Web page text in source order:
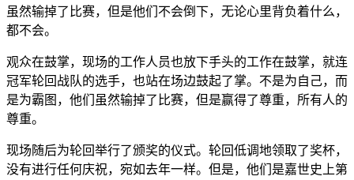
虽然输掉了比赛，但是他们不会倒下，无论心里背负着什么，
都不会。
观众在鼓掌，现场的工作人员也放下手头的工作在鼓掌，就连
冠军轮回战队的选手，也站在场边鼓起了掌。不是为自己，而
是为霸图，他们虽然输掉了比赛，但是赢得了尊重，所有人的
尊重。
现场随后为轮回举行了颁奖的仪式。轮回低调地领取了奖杯，
没有进行任何庆祝，宛如去年一样。但是，他们是嘉世史上第